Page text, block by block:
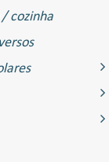
cozinha